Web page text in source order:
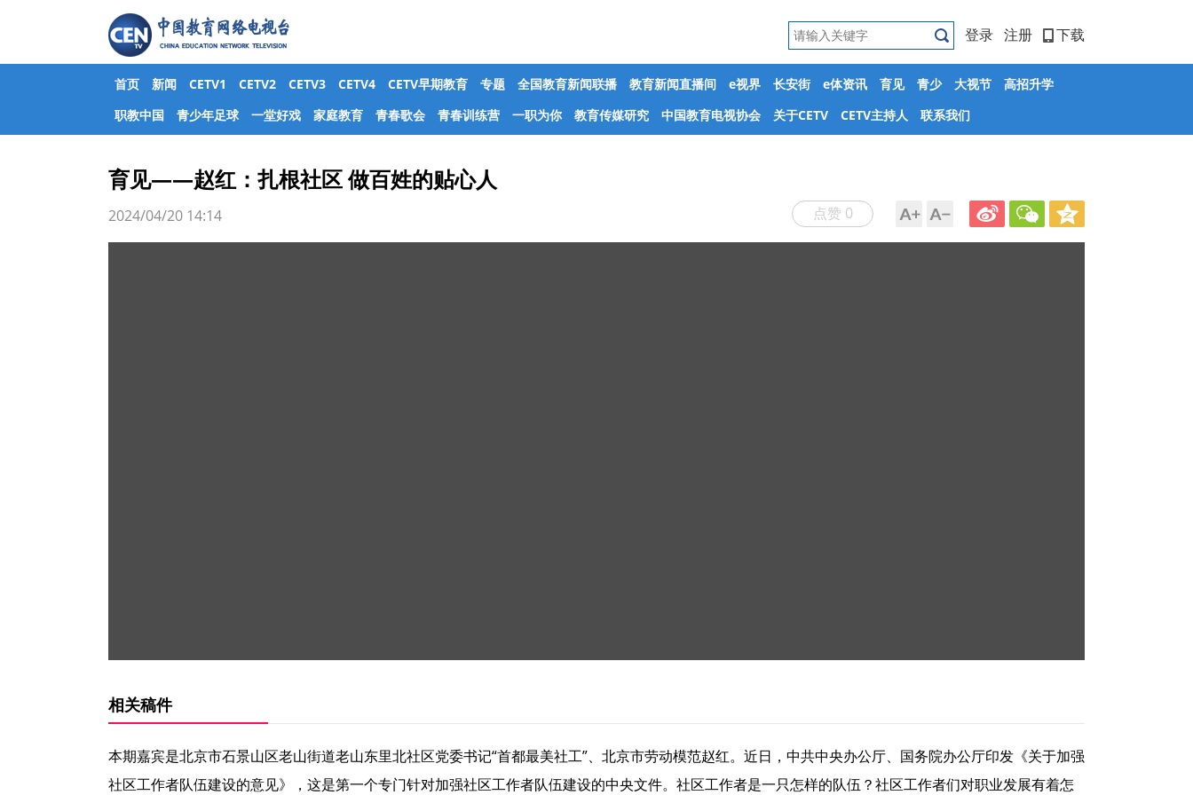
登录 注册 下载
首页 新闻 CETV1 CETV2 CETV3 CETV4 CETV早期教育 专题 全国教育新闻联播 教育新闻直播间 e视界 长安街 e体资讯 育见 青少 大视节
高招升学
职教中国
青少年足球 一堂好戏 家庭教育 青春歌会 青春训练营 一职为你 教育传媒研究 中国教育电视协会 关于CETV CETV主持人 联系我们
育见——赵红：扎根社区 做百姓的贴心人
点赞 0
2024/04/20 14:14
相关稿件
本期嘉宾是北京市石景山区老山街道老山东里北社区党委书记“首都最美社工”、北京市劳动模范赵红。近日，中共中央办公厅、国务院办公厅印发《关于加强
社区工作者队伍建设的意见》，这是第一个专门针对加强社区工作者队伍建设的中央文件。社区工作者是一只怎样的队伍？社区工作者们对职业发展有着怎